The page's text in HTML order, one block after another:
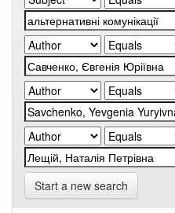
Start a new search